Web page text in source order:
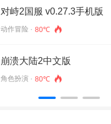
对峙2国服 v0.27.3手机版
动作冒险 · 80℃
崩溃大陆2中文版
v100.0.119安卓版下载
角色扮演 · 80℃